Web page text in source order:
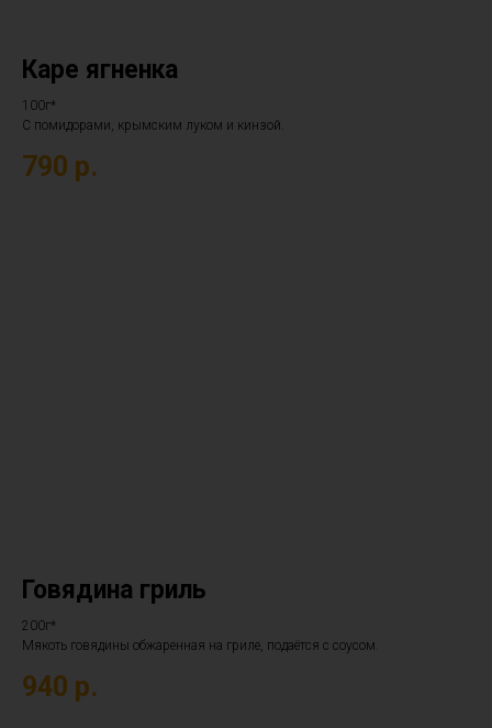
Каре ягненка
100г*
С помидорами, крымским луком и кинзой.
790 р.
Говядина гриль
200г*
Мякоть говядины обжаренная на гриле, подаётся с соусом.
940 р.